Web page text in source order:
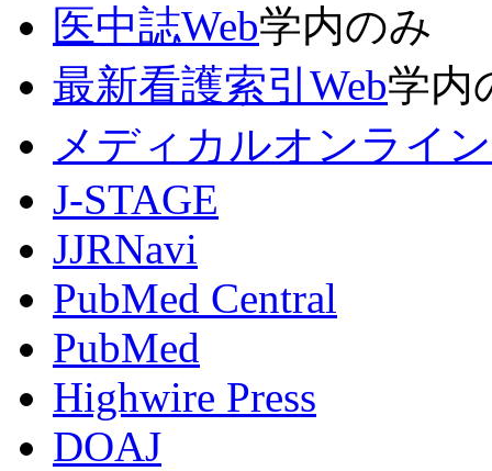
医中誌Web学内のみ
最新看護索引Web学内
メディカルオンライン
J-STAGE
JJRNavi
PubMed Central
PubMed
Highwire Press
DOAJ